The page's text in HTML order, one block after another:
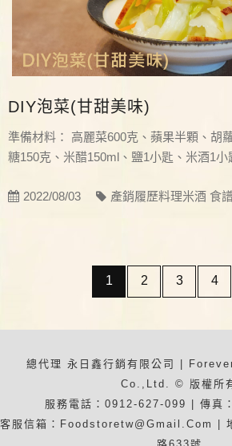
DIY泡菜(甘甜美味)
準備材料： 高麗菜600克、蘋果半顆、胡
糖150克、米醋150ml、鹽1小匙、米酒1小
2022/08/03 產銷履歷料理米酒 食
1 2 3 4
總代理 永日鑫行銷有限公司 |
Co.,Ltd. © 版權所
服務電話：0912-627-099 | 傳真
客服信箱：foodstoretw@gmail.com |